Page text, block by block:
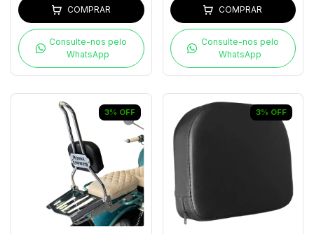
COMPRAR
Consulte-nos pelo
WhatsApp
COMPRAR
Consulte-nos pelo
WhatsApp
3% OFF 3% OFF